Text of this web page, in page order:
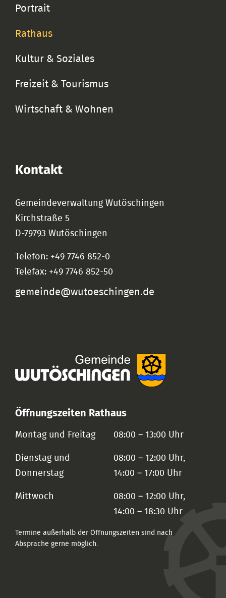
Portrait
Rathaus
Kultur & Soziales
Freizeit & Tourismus
Wirtschaft & Wohnen
Kontakt
Gemeindeverwaltung Wutöschingen
Kirchstraße 5
D-79793 Wutöschingen
Telefon: +49 7746 852-0
Telefax: +49 7746 852-50
gemeinde@wutoeschingen.de
Öffnungszeiten Rathaus
Montag und Freitag 08:00 – 13:00 Uhr
Dienstag und
Donnerstag
08:00 – 12:00 Uhr,
14:00 – 17:00 Uhr
Mittwoch
08:00 – 12:00 Uhr,
14:00 – 18:30 Uhr
Termine außerhalb der Öffnungszeiten sind nach
Absprache gerne möglich.